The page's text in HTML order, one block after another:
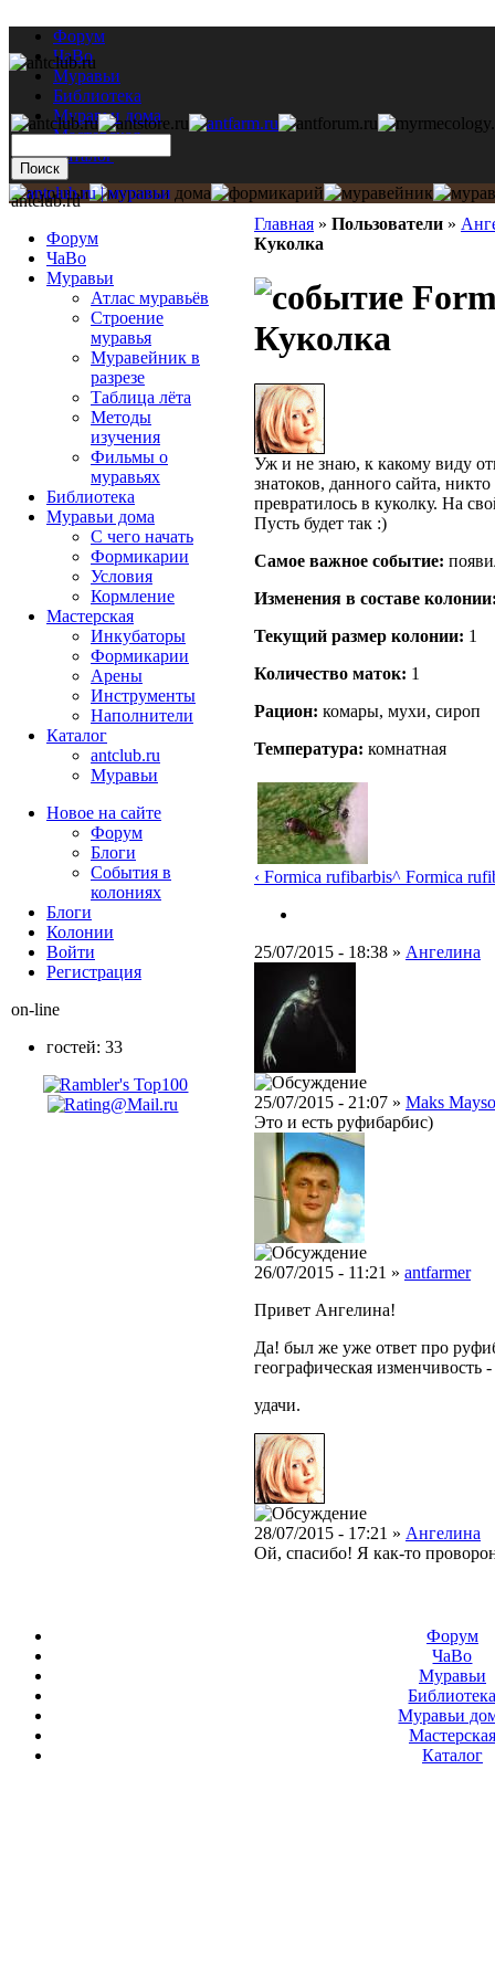
Форум
ЧаВо
Муравьи
Библиотека
Муравьи дома
Мастерская
Каталог
Главная » Пользователи »
Куколка
Куколка
Уж и не знаю, к какому виду
знатоков, данного сайта,
превратилось в куколку. На
Пусть будет так :)
Самое важное событие:
Изменения в составе
Текущий размер кoлонии: 1
Количество маток: 1
Рацион: комары, мухи, сироп
Температура: комнатная
‹ Formica rufibarbis^ Formica
25/07/2015 - 18:38 » Ангелина
25/07/2015 - 21:07 » Maks
Это и есть руфибарбис)
26/07/2015 - 11:21 » antfarmer
Привет Ангелина!
Да! был же уже ответ про
географическая изменчивость
удачи.
28/07/2015 - 17:21 » Ангелина
Ой, спасибо! Я как-то
antclub.ru
Форум
ЧаВо
Муравьи
Атлас муравьёв
Строение
муравья
Муравейник в
разрезе
Таблица лёта
Методы
изучения
Фильмы о
муравьях
Библиотека
Муравьи дома
С чего начать
Формикарии
Условия
Кормление
Мастерская
Инкубаторы
Формикарии
Арены
Инструменты
Наполнители
Каталог
antclub.ru
Муравьи
Новое на сайте
Форум
Блоги
События в
колониях
Блоги
Колонии
Войти
Peгиcтpaция
on-line
гостей: 33
Форум
ЧаВо
Муравьи
Муравьи
Мастерская
Каталог